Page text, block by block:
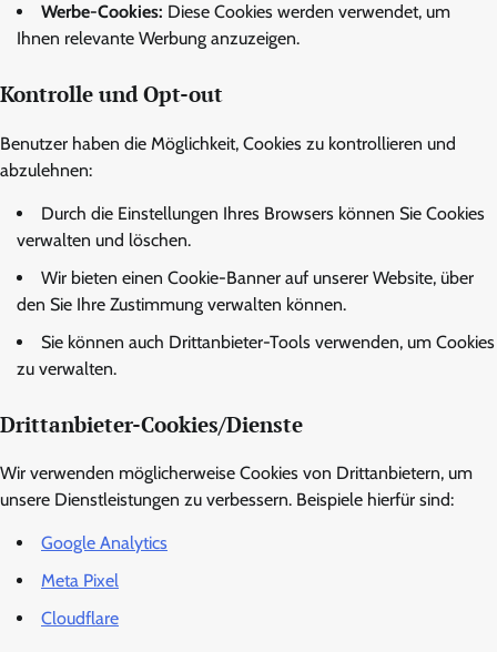
Werbe-Cookies: Diese Cookies werden verwendet, um
Ihnen relevante Werbung anzuzeigen.
Kontrolle und Opt-out
Benutzer haben die Möglichkeit, Cookies zu kontrollieren und
abzulehnen:
Durch die Einstellungen Ihres Browsers können Sie Cookies
verwalten und löschen.
Wir bieten einen Cookie-Banner auf unserer Website, über
den Sie Ihre Zustimmung verwalten können.
Sie können auch Drittanbieter-Tools verwenden, um Cookies
zu verwalten.
Drittanbieter-Cookies/Dienste
Wir verwenden möglicherweise Cookies von Drittanbietern, um
unsere Dienstleistungen zu verbessern. Beispiele hierfür sind:
Google Analytics
Meta Pixel
Cloudflare